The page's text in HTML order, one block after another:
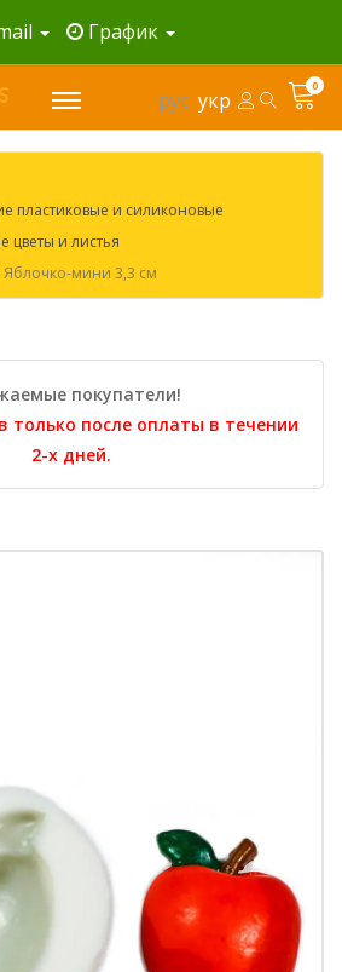
График
рус укр
0
пластиковые и силиконовые
цветы и листья
мини 3,3 см
покупатели!
только после оплаты в течении
2-х дней.